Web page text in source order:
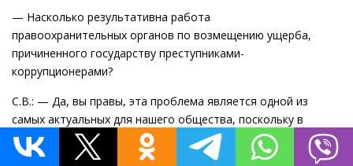
— Насколько результативна работа
правоохранительных органов по возмещению ущерба,
причиненного государству преступниками-
коррупционерами?
С.В.: — Да, вы правы, эта проблема является одной из
самых актуальных для нашего общества, поскольку в
карманах коррупционеров оседают огромные денежные
средства, похищенные у государства разными